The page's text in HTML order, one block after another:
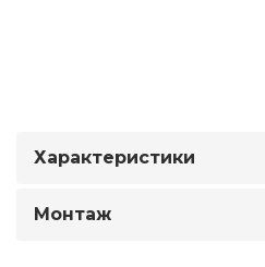
Характеристики
Монтаж